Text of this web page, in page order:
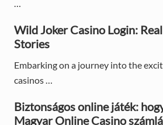
b
a
r
…
Wild Joker Casino Login:
Stories
Embarking on a journey into the
casinos …
Biztonságos online játék:
Magyar Online Casino